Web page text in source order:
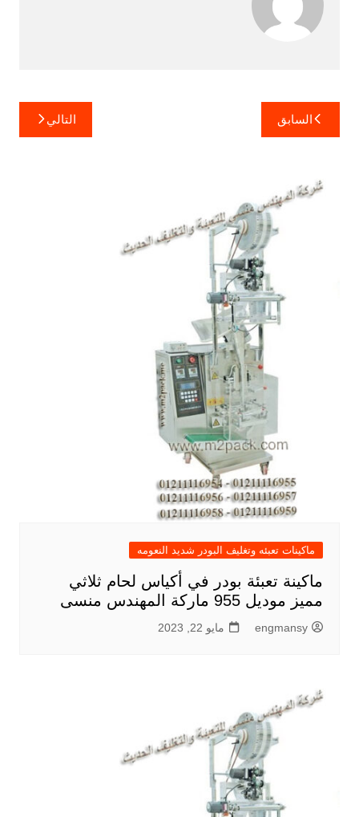
تصفّح
المقالات
السابق التالي
ماكينات تعبئه وتغليف البودر شديد النعومه
ماكينة تعبئة بودر في أكياس لحام ثلاثي
مميز موديل 955 ماركة المهندس منسى
engmansy مايو 22, 2023